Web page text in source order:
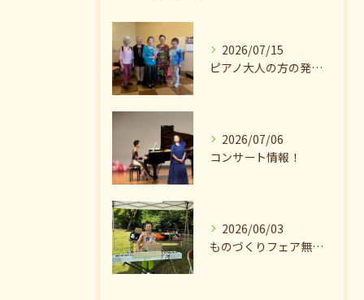
2026/07/15
ピアノ大人の方の発表会兼ねたお茶会🎵
2026/07/06
コンサート情報！
2026/06/03
ものづくりフェア無事終了♪ありがとうございました。